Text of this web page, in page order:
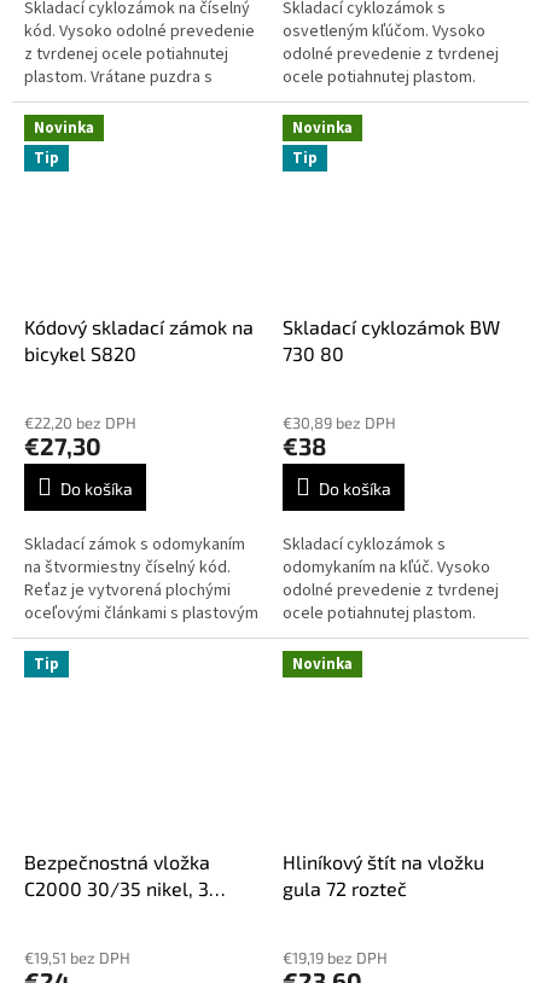
Skladací cyklozámok na číselný
kód. Vysoko odolné prevedenie
z tvrdenej ocele potiahnutej
plastom. Vrátane puzdra s
držiakom na rám bicykla.
Vyrobené v Nemecku.
Skladací cyklozámok s
osvetleným kľúčom. Vysoko
odolné prevedenie z tvrdenej
ocele potiahnutej plastom.
Vrátane puzdra s držiakom na
rám bicykla. Vyrobené v
Nemecku.
Novinka
Tip
Kódový skladací zámok na
bicykel S820
€22,20 bez DPH
€27,30
Do košíka
Skladací zámok s odomykaním
na štvormiestny číselný kód.
Reťaz je vytvorená plochými
oceľovými článkami s plastovým
krytom ako ochranou proti
poškrabaniu laku bicykla. Zámok
sa...
Novinka
Tip
Skladací cyklozámok BW
730 80
€30,89 bez DPH
€38
Do košíka
Skladací cyklozámok s
odomykaním na kľúč. Vysoko
odolné prevedenie z tvrdenej
ocele potiahnutej plastom.
Vrátane puzdra s držiakom na
rám bicykla. Rôzne farby.
Vyrobené v Nemecku.
Tip
Bezpečnostná vložka
C2000 30/35 nikel, 3
hodnotenie
produktu
€19,51 bez DPH
Novinka
Hliníkový štít na vložku
gula 72 rozteč
€19,19 bez DPH